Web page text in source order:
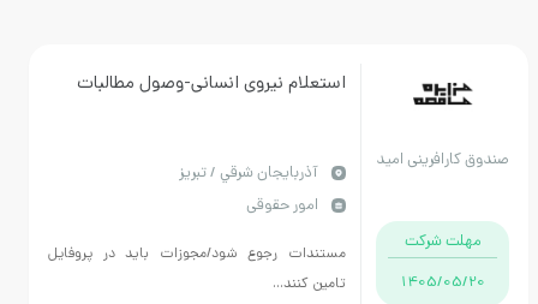
صندوق کارافرینی امید
مهلت شرکت
1405/05/20
استعلام نیروی انسانی-وصول مطالبات
آذربايجان شرقي / تبریز
امور حقوقی
مستندات رجوع شود/مجوزات باید در پروفایل
تامین کنند...